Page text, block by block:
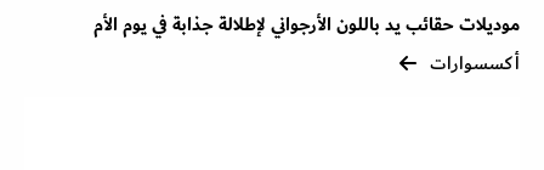
موديلات حقائب يد باللون الأرجواني لإطلالة جذابة في يوم الأم
أكسسوارات